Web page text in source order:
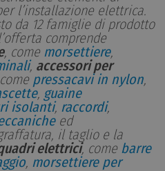
l’installazione elettrica.
da 12 famiglie di prodotto
comprende
, come morsettiere,
, accessori per
pressacavi in nylon,
, guaine
isolanti, raccordi,
ed
il taglio e la
elettrici, come barre
, morsettiere per